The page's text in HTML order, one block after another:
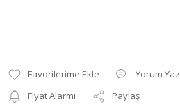
Yorum Yaz
Fiyat Alarmı
Paylaş